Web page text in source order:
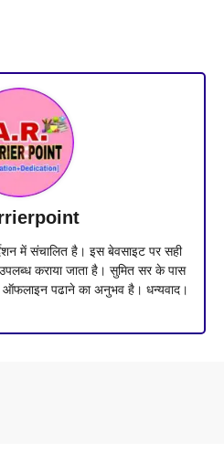
में संचालित है। इस बेवसाइट पर सही
कराया जाता है। सुमित सर के पास
पढाने का अनुभव है। धन्यवाद।